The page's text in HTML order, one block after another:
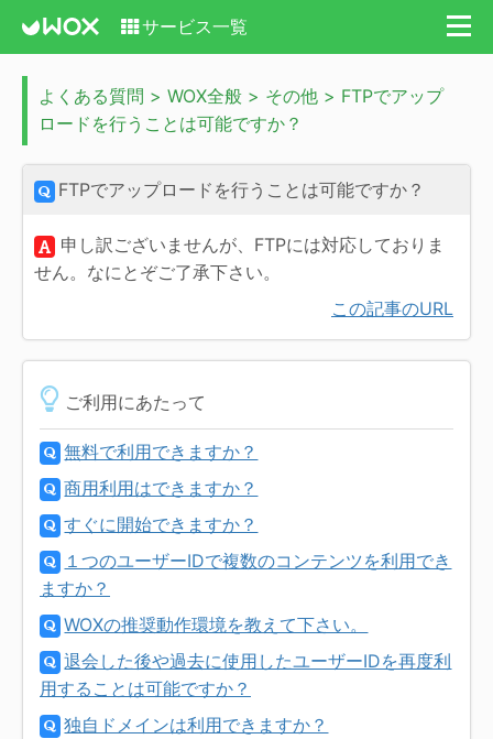
サービス一覧
よくある質問 > WOX全般 > その他 > FTPでアップ
ロードを行うことは可能ですか？
FTPでアップロードを行うことは可能ですか？
申し訳ございませんが、FTPには対応しておりま
せん。なにとぞご了承下さい。
この記事のURL
ご利用にあたって
無料で利用できますか？
商用利用はできますか？
すぐに開始できますか？
１つのユーザーIDで複数のコンテンツを利用でき
ますか？
WOXの推奨動作環境を教えて下さい。
退会した後や過去に使用したユーザーIDを再度利
用することは可能ですか？
独自ドメインは利用できますか？